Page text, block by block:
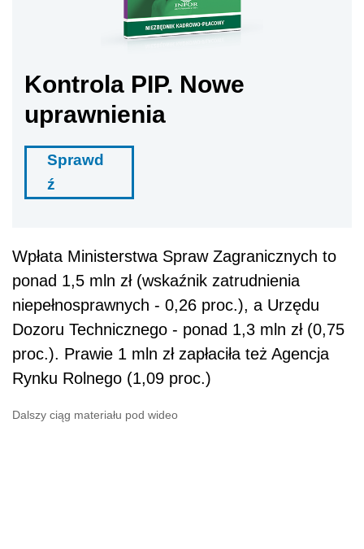
Kontrola PIP. Nowe
uprawnienia
Sprawd
ź
Wpłata Ministerstwa Spraw Zagranicznych to
ponad 1,5 mln zł (wskaźnik zatrudnienia
niepełnosprawnych - 0,26 proc.), a Urzędu
Dozoru Technicznego - ponad 1,3 mln zł (0,75
proc.). Prawie 1 mln zł zapłaciła też Agencja
Rynku Rolnego (1,09 proc.)
Dalszy ciąg materiału pod wideo